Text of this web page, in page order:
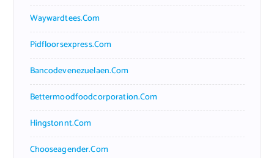
Waywardtees.com
Pidfloorsexpress.com
Bancodevenezuelaen.com
Bettermoodfoodcorporation.com
Hingstonnt.com
Chooseagender.com